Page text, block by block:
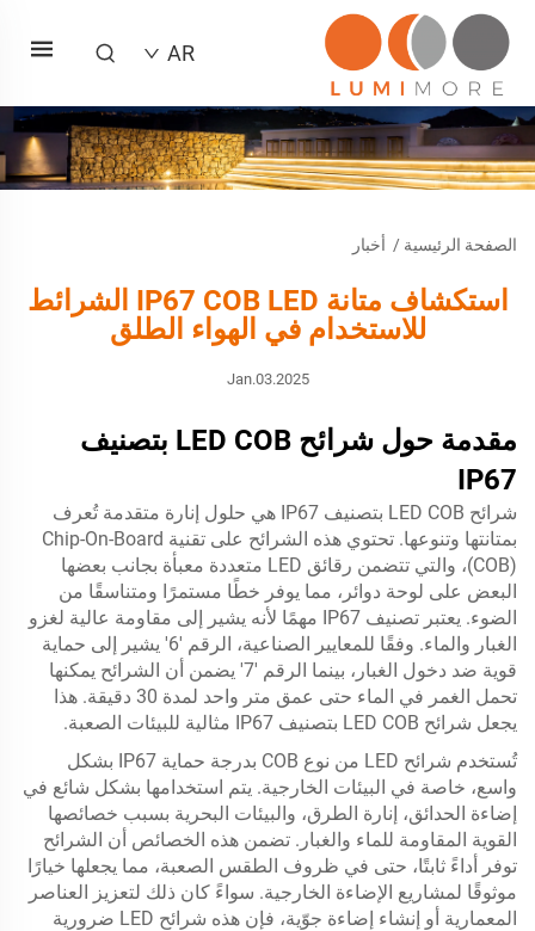
AR
الصفحة الرئيسية/ أخبار
استكشاف متانة IP67 COB LED الشرائط
للاستخدام في الهواء الطلق
Jan.03.2025
مقدمة حول شرائح LED COB بتصنيف
IP67
شرائح LED COB بتصنيف IP67 هي حلول إنارة متقدمة تُعرف
بمتانتها وتنوعها. تحتوي هذه الشرائح على تقنية Chip-On-Board
(COB)، والتي تتضمن رقائق LED متعددة معبأة بجانب بعضها
البعض على لوحة دوائر، مما يوفر خطًا مستمرًا ومتناسقًا من
الضوء. يعتبر تصنيف IP67 مهمًا لأنه يشير إلى مقاومة عالية لغزو
الغبار والماء. وفقًا للمعايير الصناعية، الرقم '6' يشير إلى حماية
قوية ضد دخول الغبار، بينما الرقم '7' يضمن أن الشرائح يمكنها
تحمل الغمر في الماء حتى عمق متر واحد لمدة 30 دقيقة. هذا
يجعل شرائح LED COB بتصنيف IP67 مثالية للبيئات الصعبة.
تُستخدم شرائح LED من نوع COB بدرجة حماية IP67 بشكل
واسع، خاصة في البيئات الخارجية. يتم استخدامها بشكل شائع في
إضاءة الحدائق، إنارة الطرق، والبيئات البحرية بسبب خصائصها
القوية المقاومة للماء والغبار. تضمن هذه الخصائص أن الشرائح
توفر أداءً ثابتًا، حتى في ظروف الطقس الصعبة، مما يجعلها خيارًا
موثوقًا لمشاريع الإضاءة الخارجية. سواءً كان ذلك لتعزيز العناصر
المعمارية أو إنشاء إضاءة جوّية، فإن هذه شرائح LED ضرورية